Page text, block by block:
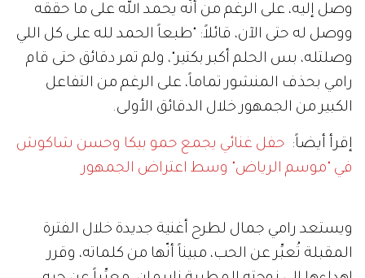
وصل إليه، على الرغم من أنّه يحمد الله على ما حققه
ووصل له حتى الآن، قائلاً: "طبعاً الحمد لله على كل اللي
وصلتله، بس الحلم أكبر بكتير"، ولم تمر دقائق حتى قام
رامي بحذف المنشور تماماً، على الرغم من التفاعل
الكبير من الجمهور خلال الدقائق الأولى.
إقرأ أيضاً: حفل غنائي يجمع حمو بيكا وحسن شاكوش
في "موسم الرياض" وسط اعتراض الجمهور
ويستعد رامي جمال لطرح أغنية جديدة خلال الفترة
المقبلة تُعبِّر عن الحب، مبيناً أنّها من كلماته، وقرر